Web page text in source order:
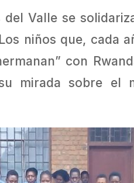
Valle se
niños que, cada
con
mirada sobre